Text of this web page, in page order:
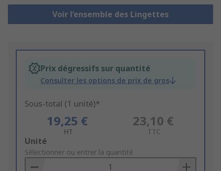
Voir l’ensemble des Lingettes
Prix dégressifs sur quantité
Consulter les options de prix de gros
Sous-total (1 unité)*
19,25 €
HT
23,10 €
TTC
Add
to
Basket
Unité
Sélectionner ou entrer la quantité